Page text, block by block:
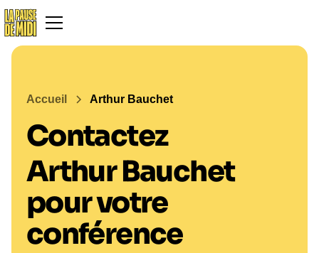
Accueil Arthur Bauchet
Contactez
Arthur Bauchet
pour votre
conférence